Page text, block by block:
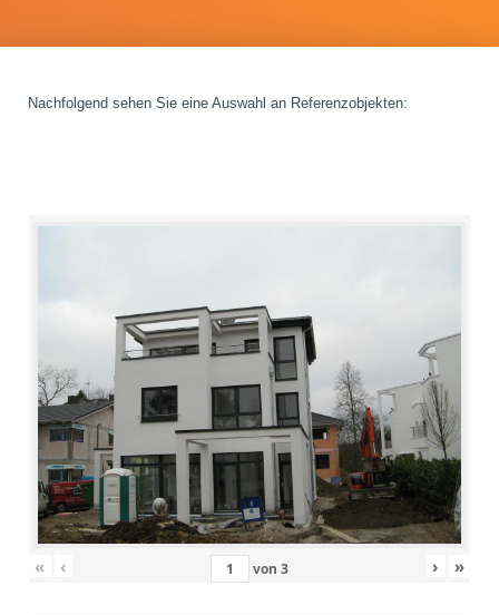
Nachfolgend sehen Sie eine Auswahl an Referenzobjekten:
« ‹ von 3 › »